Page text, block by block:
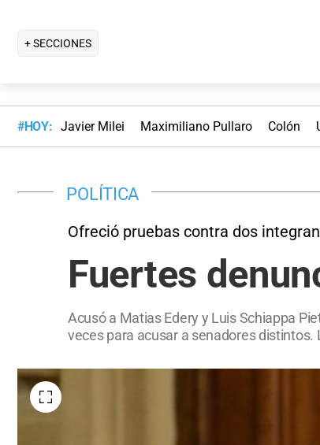
+ SECCIONES
#HOY: Javier Milei Maximiliano Pullaro Colón
POLÍTICA
Ofreció pruebas contra dos
Fuertes
Acusó a Matias Edery y Luis Schiappa
veces para acusar a senadores distintos.